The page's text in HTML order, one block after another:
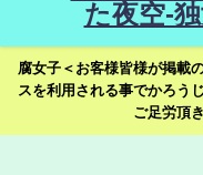
た夜空-
腐女子＜お客様皆様が掲載
スを利用される事でかろう
ご足労頂